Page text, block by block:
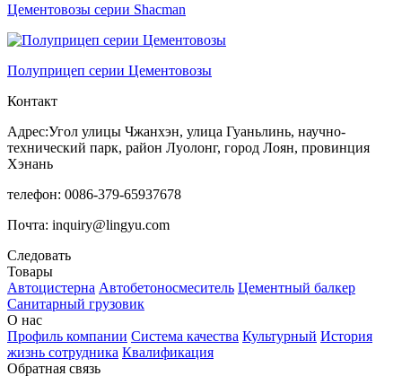
Цементовозы серии Shacman
Полуприцеп серии Цементовозы
Контакт
Адрес:Угол улицы Чжанхэн, улица Гуаньлинь, научно-
технический парк, район Луолонг, город Лоян, провинция
Хэнань
телефон: 0086-379-65937678
Почта: inquiry@lingyu.com
Следовать
Товары
Автоцистерна Автобетоносмеситель Цементный балкер
Санитарный грузовик
О нас
Профиль компании Система качества Культурный История
жизнь сотрудника Квалификация
Обратная связь